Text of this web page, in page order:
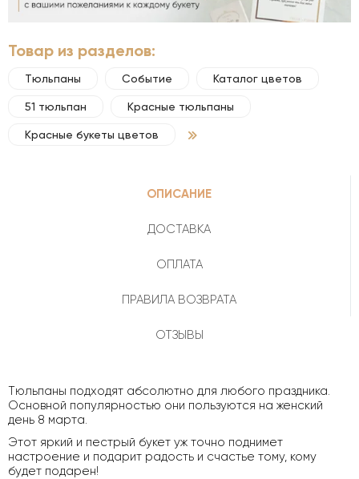
Товар из разделов:
Тюльпаны Событие Каталог цветов
51 тюльпан Красные тюльпаны
Красные букеты цветов
ОПИСАНИЕ
ДОСТАВКА
ОПЛАТА
ПРАВИЛА ВОЗВРАТА
ОТЗЫВЫ
Тюльпаны подходят абсолютно для любого праздника.
Основной популярностью они пользуются на женский
день 8 марта.
Этот яркий и пестрый букет уж точно поднимет
настроение и подарит радость и счастье тому, кому
будет подарен!